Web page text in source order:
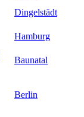
Dingelstädt
Hamburg
Baunatal
Berlin